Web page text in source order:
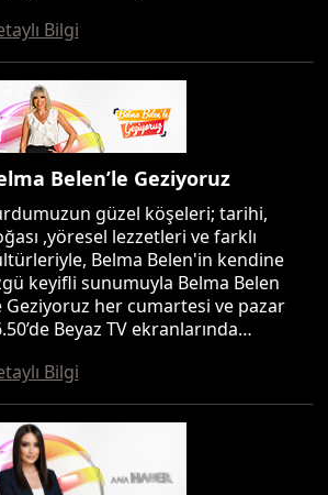
Bilgi
Belen’le Geziyoruz
güzel köşeleri; tarihi,
,yöresel lezzetleri ve farklı
Belma Belen'in kendine
keyifli sunumuyla Belma Belen
Geziyoruz her cumartesi ve pazar
Beyaz TV ekranlarında…
Bilgi